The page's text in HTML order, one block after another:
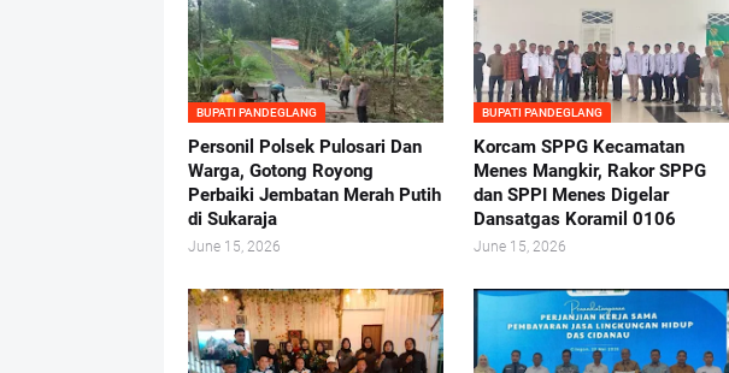
BUPATI PANDEGLANG
Personil Polsek Pulosari Dan
Warga, Gotong Royong
Perbaiki Jembatan Merah Putih
di Sukaraja
June 15, 2026
BUPATI PANDEGLANG
Korcam SPPG Kecamatan
Menes Mangkir, Rakor SPPG
dan SPPI Menes Digelar
Dansatgas Koramil 0106
June 15, 2026